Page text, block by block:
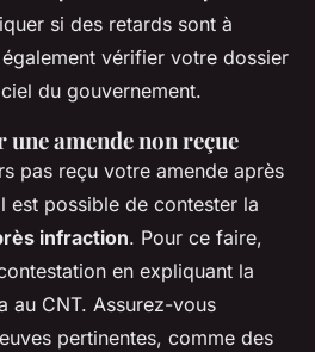
si des retards sont à
vérifier votre dossier
du gouvernement.
amende non reçue
pas reçu votre amende après
est possible de contester la
infraction. Pour ce faire,
en expliquant la
au CNT. Assurez-vous
pertinentes, comme des